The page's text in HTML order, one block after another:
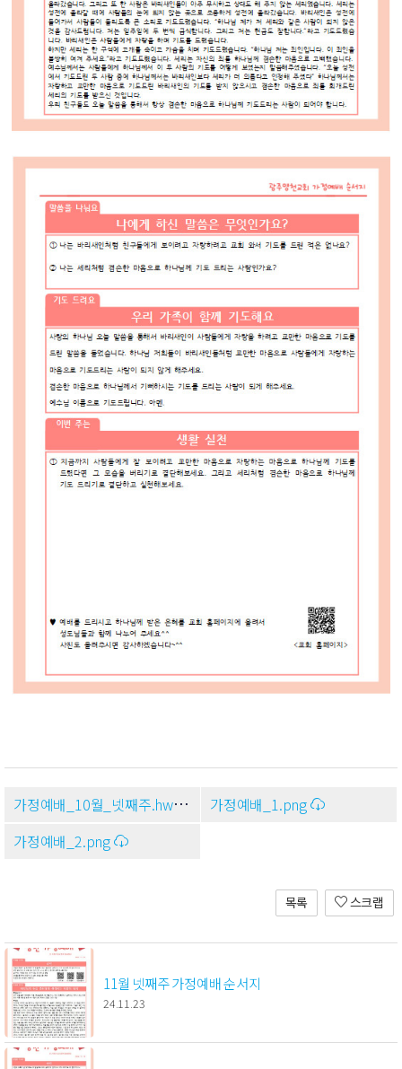
가정예배_10월_넷째주.hwp
가정예배_1.png
가정예배_2.png
목록 스크랩
11월 넷째주 가정예배 순서지
24.11.23